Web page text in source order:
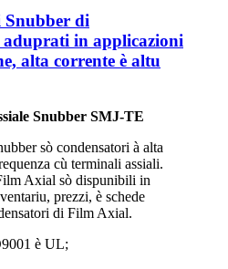
Snubber di
in applicazioni
alta corrente è altu
Snubber SMJ-TE
sò condensatori à alta
cù terminali assiali.
Axial sò dispunibili in
prezzi, è schede
di Film Axial.
è UL;